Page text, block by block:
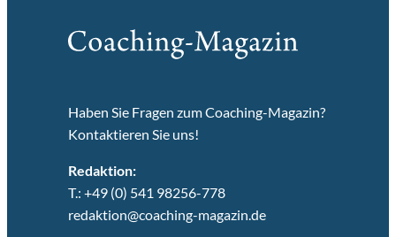
Haben Sie Fragen zum Coaching-Magazin?
Kontaktieren Sie uns!
Redaktion:
T.: +49 (0) 541 98256-778
redaktion@coaching-magazin.de